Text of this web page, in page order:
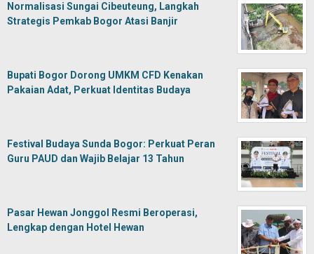
Normalisasi Sungai Cibeuteung, Langkah
Strategis Pemkab Bogor Atasi Banjir
Bupati Bogor Dorong UMKM CFD Kenakan
Pakaian Adat, Perkuat Identitas Budaya
Festival Budaya Sunda Bogor: Perkuat Peran
Guru PAUD dan Wajib Belajar 13 Tahun
Pasar Hewan Jonggol Resmi Beroperasi,
Lengkap dengan Hotel Hewan